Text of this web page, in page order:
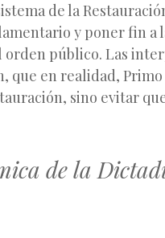
de la
y poner fin a
orden público. Las
que en realidad, Primo
sino evitar
de la